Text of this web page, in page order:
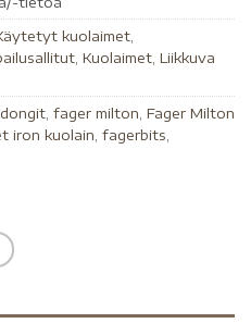
kuolaimet
Kuolaimet Liikkuva
fager milton Fager Milton
iron kuolain fagerbits